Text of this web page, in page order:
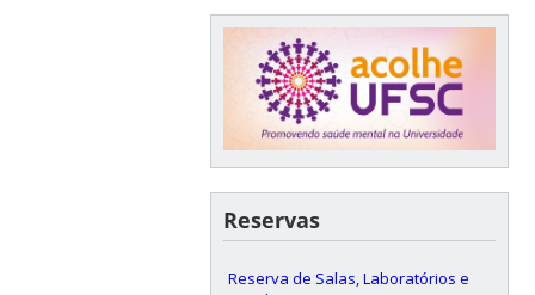
Reservas
Reserva de Salas, Laboratórios e